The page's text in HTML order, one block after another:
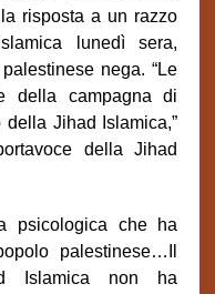
risposta a un razzo
lunedì sera,
nega. “Le
della campagna di
Jihad Islamica,”
della Jihad
psicologica che ha
palestinese…Il
Islamica non ha